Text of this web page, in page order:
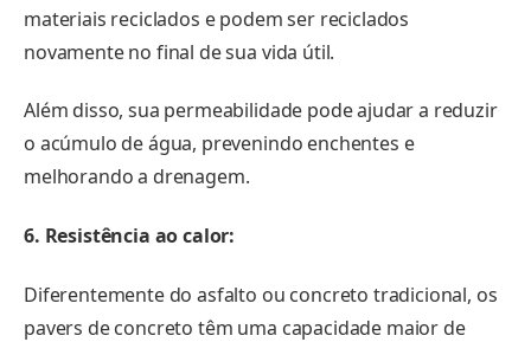
materiais reciclados e podem ser reciclados
novamente no final de sua vida útil.
Além disso, sua permeabilidade pode ajudar a reduzir
o acúmulo de água, prevenindo enchentes e
melhorando a drenagem.
6. Resistência ao calor:
Diferentemente do asfalto ou concreto tradicional, os
pavers de concreto têm uma capacidade maior de